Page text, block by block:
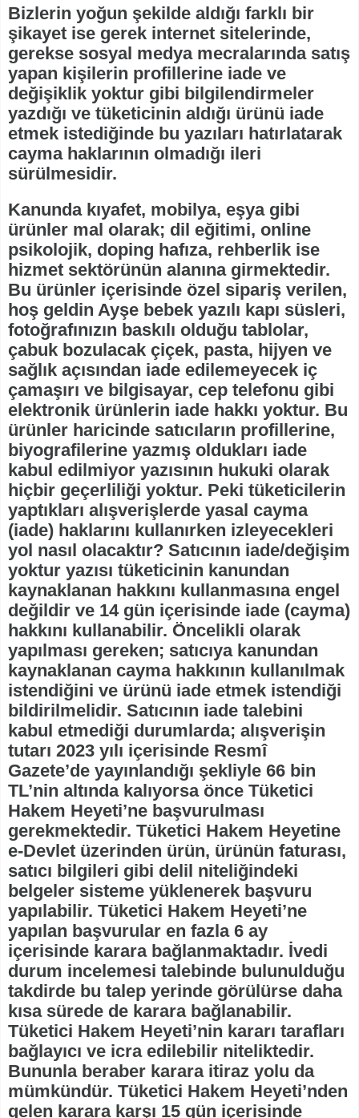
Bizlerin yoğun şekilde aldığı farklı bir
şikayet ise gerek internet sitelerinde,
gerekse sosyal medya mecralarında satış
yapan kişilerin profillerine iade ve
değişiklik yoktur gibi bilgilendirmeler
yazdığı ve tüketicinin aldığı ürünü iade
etmek istediğinde bu yazıları hatırlatarak
cayma haklarının olmadığı ileri
sürülmesidir.
Kanunda kıyafet, mobilya, eşya gibi
ürünler mal olarak; dil eğitimi, online
psikolojik, doping hafıza, rehberlik ise
hizmet sektörünün alanına girmektedir.
Bu ürünler içerisinde özel sipariş verilen,
hoş geldin Ayşe bebek yazılı kapı süsleri,
fotoğrafınızın baskılı olduğu tablolar,
çabuk bozulacak çiçek, pasta, hijyen ve
sağlık açısından iade edilemeyecek iç
çamaşırı ve bilgisayar, cep telefonu gibi
elektronik ürünlerin iade hakkı yoktur. Bu
ürünler haricinde satıcıların profillerine,
biyografilerine yazmış oldukları iade
kabul edilmiyor yazısının hukuki olarak
hiçbir geçerliliği yoktur. Peki tüketicilerin
yaptıkları alışverişlerde yasal cayma
(iade) haklarını kullanırken izleyecekleri
yol nasıl olacaktır? Satıcının iade/değişim
yoktur yazısı tüketicinin kanundan
kaynaklanan hakkını kullanmasına engel
değildir ve 14 gün içerisinde iade (cayma)
hakkını kullanabilir. Öncelikli olarak
yapılması gereken; satıcıya kanundan
kaynaklanan cayma hakkının kullanılmak
istendiğini ve ürünü iade etmek istendiği
bildirilmelidir. Satıcının iade talebini
kabul etmediği durumlarda; alışverişin
tutarı 2023 yılı içerisinde Resmî
Gazete’de yayınlandığı şekliyle 66 bin
TL’nin altında kalıyorsa önce Tüketici
Hakem Heyeti’ne başvurulması
gerekmektedir. Tüketici Hakem Heyetine
e-Devlet üzerinden ürün, ürünün faturası,
satıcı bilgileri gibi delil niteliğindeki
belgeler sisteme yüklenerek başvuru
yapılabilir. Tüketici Hakem Heyeti’ne
yapılan başvurular en fazla 6 ay
içerisinde karara bağlanmaktadır. İvedi
durum incelemesi talebinde bulunulduğu
takdirde bu talep yerinde görülürse daha
kısa sürede de karara bağlanabilir.
Tüketici Hakem Heyeti’nin kararı tarafları
bağlayıcı ve icra edilebilir niteliktedir.
Bununla beraber karara itiraz yolu da
mümkündür. Tüketici Hakem Heyeti’nden
gelen karara karşı 15 gün içerisinde